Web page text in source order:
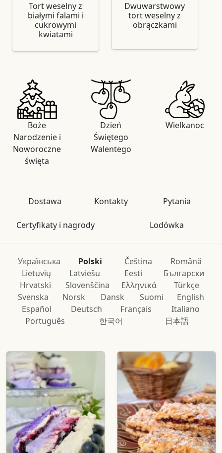
Tort weselny z
białymi falami i
cukrowymi
kwiatami
Dwuwarstwowy
tort weselny z
obrączkami
Boże
Narodzenie i
Noworoczne
święta
Dzień
Świętego
Walentego
Wielkanoc
Dostawa Kontakty Pytania
Certyfikaty i nagrody Lodówka
Українська Polski Čeština
Română
Lietuvių
Latviešu Eesti
Български
Hrvatski
Slovenščina Ελληνικά
Türkçe
Svenska
Norsk Dansk Suomi
English
Español
Deutsch Français
Italiano
Português
한국어 日本語